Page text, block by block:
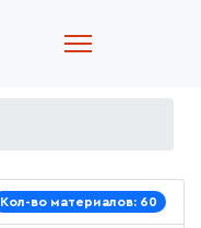
Кол-во материалов: 60